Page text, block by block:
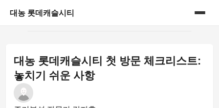
대농 롯데캐슬시티
게시판
대농 롯데캐슬시티 첫 방문 체크리스트:
놓치기 쉬운 사항